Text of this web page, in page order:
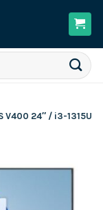
V400 24″ / i3-1315U /